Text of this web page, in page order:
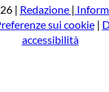
a
| Redazione |
sui cookie|
accessibilità